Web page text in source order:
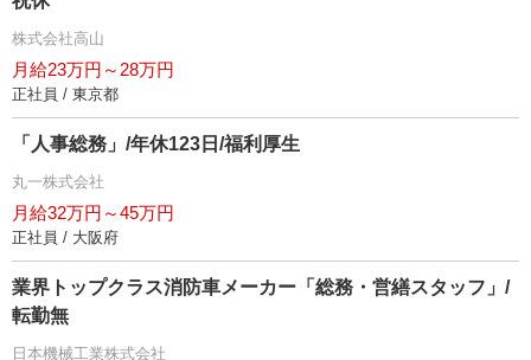
株式会社高山
月給23万円～28万円
正社員 / 東京都
「人事総務」/年休123日/福利厚生
丸一株式会社
月給32万円～45万円
正社員 / 大阪府
業界トップクラス消防車メーカー「総務・営繕スタッフ」/
転勤無
日本機械工業株式会社